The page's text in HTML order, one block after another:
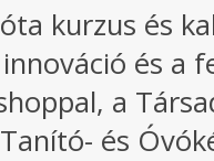
kurzus és
és a
a
és